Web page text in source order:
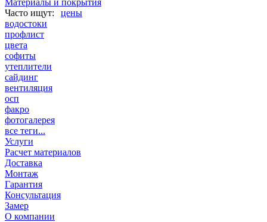
Материалы и покрытия
цены
водостоки
профлист
цвета
софиты
утеплители
сайдинг
вентиляция
осп
факро
фотогалерея
все теги...
Услуги
Расчет материалов
Доставка
Монтаж
Гарантия
Консультация
Замер
О компании